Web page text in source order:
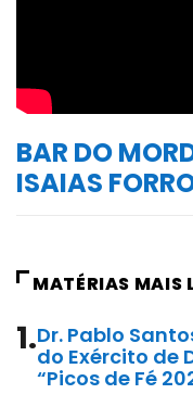
BAR DO
ISAIAS
MATÉRIAS MAIS
1.Dr. Pablo
do Exército de
“Picos de Fé